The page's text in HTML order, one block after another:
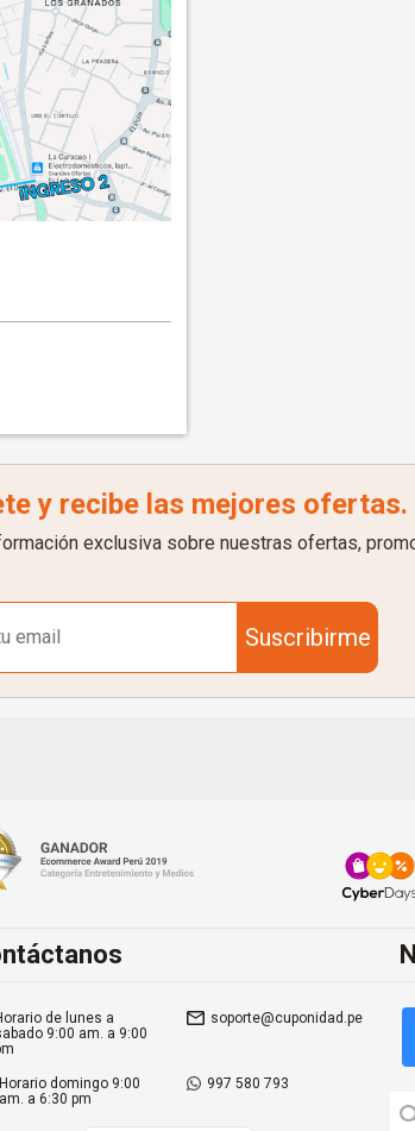
y recibe las mejores ofertas.
exclusiva sobre nuestras ofertas,
Suscribirme
de lunes a
9:00 am. a 9:00
soporte@cuponidad.pe
Horario domingo 9:00
am. a 6:30 pm
997 580 793